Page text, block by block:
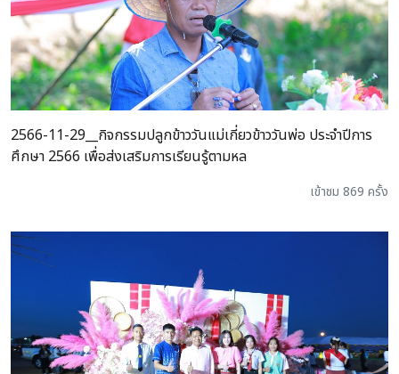
2566-11-29__กิจกรรมปลูกข้าววันแม่เกี่ยวข้าววันพ่อ ประจำปีการ
ศึกษา 2566 เพื่อส่งเสริมการเรียนรู้ตามหล
เข้าชม 869 ครั้ง